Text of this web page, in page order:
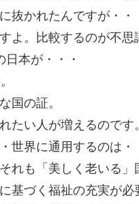
抜かれたんですが・・
よ。比較するのが不思
本が・・・
国の証。
たい人が増えるのです。
世界に通用するのは・
れも「美しく老いる」
基づく福祉の充実が必